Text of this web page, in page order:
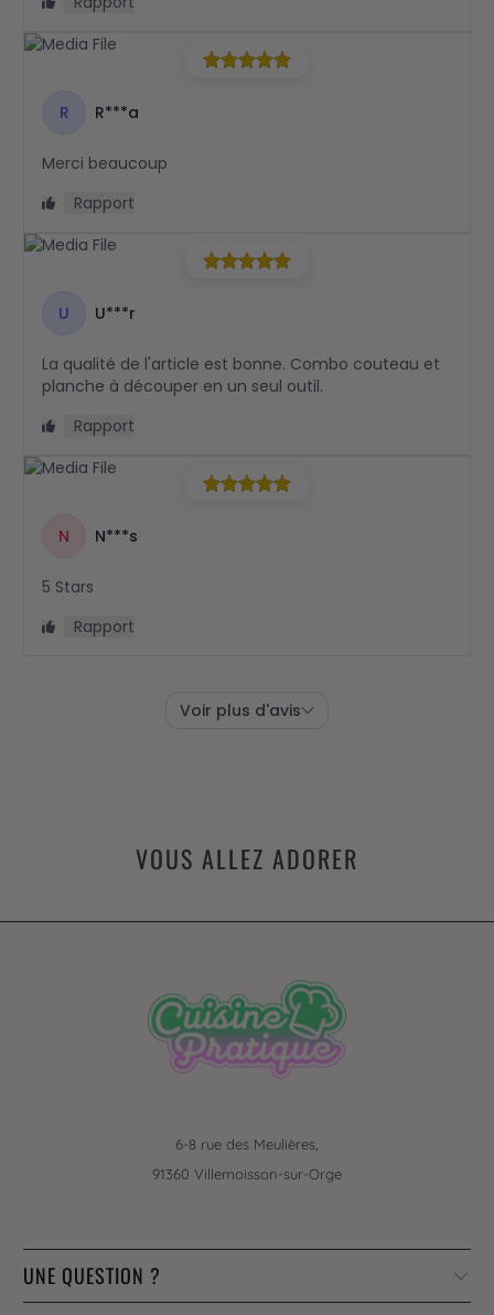
VOUS ALLEZ ADORER
6-8 rue des Meulières,
91360 Villemoisson-sur-Orge
UNE QUESTION ?